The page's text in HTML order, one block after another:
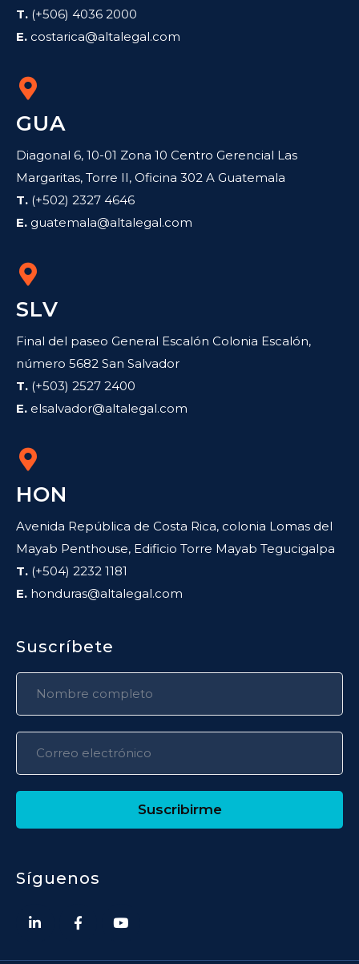
T. (+506) 4036 2000
E. costarica@altalegal.com
GUA
Diagonal 6, 10-01 Zona 10 Centro Gerencial Las
Margaritas, Torre II, Oficina 302 A Guatemala
T. (+502) 2327 4646
E. guatemala@altalegal.com
SLV
Final del paseo General Escalón Colonia Escalón,
número 5682 San Salvador
T. (+503) 2527 2400
E. elsalvador@altalegal.com
HON
Avenida República de Costa Rica, colonia Lomas del
Mayab Penthouse, Edificio Torre Mayab Tegucigalpa
T. (+504) 2232 1181
E. honduras@altalegal.com
Suscríbete
Suscribirme
Síguenos